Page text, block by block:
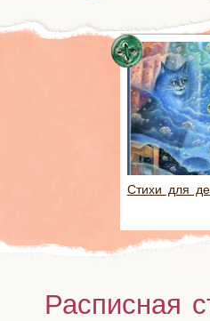
Стихи для
Расписная